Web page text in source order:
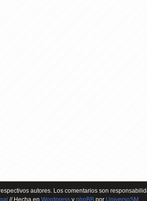
autores. Los comentarios son
// Hecha en Wordpress y phpBB por UniversoSM